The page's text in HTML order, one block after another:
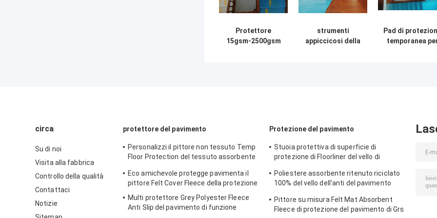
Protettore
15gsm-2500gsm
strumenti
appiccicosi della
Pad di
temporanea
circa
Su di noi
Visita alla fabbrica
Controllo della qualità
Contattaci
Notizie
protettore del pavimento
Personalizzi il pittore non tessuto Temp
Floor Protection del tessuto assorbente
Eco amichevole protegge pavimenta il
pittore Felt Cover Fleece della protezione
Multi protettore Grey Polyester Fleece
Anti Slip del pavimento di funzione
Protezione del pavimento
Stuoia protettiva di superficie di
protezione di Floorliner del vello di
Poliestere assorbente ritenuto riciclato
100% del vello dell'anti del pavimento
Pittore su misura Felt Mat Absorbent
Fleece di protezione del pavimento di Grs